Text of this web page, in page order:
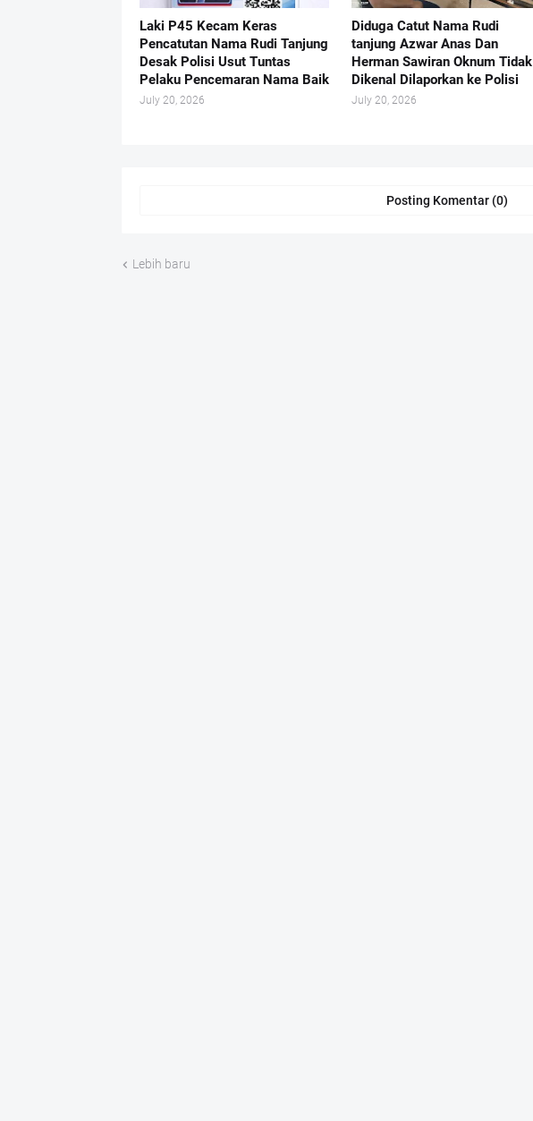
Laki P45 Kecam Keras
Pencatutan Nama Rudi Tanjung
Desak Polisi Usut Tuntas
Pelaku Pencemaran Nama Baik
July 20, 2026
Diduga Catut Nama Rudi
tanjung Azwar Anas Dan
Herman Sawiran Oknum Tidak
Dikenal Dilaporkan ke Polisi
July 20, 2026
Posting Komentar (0)
Lebih baru